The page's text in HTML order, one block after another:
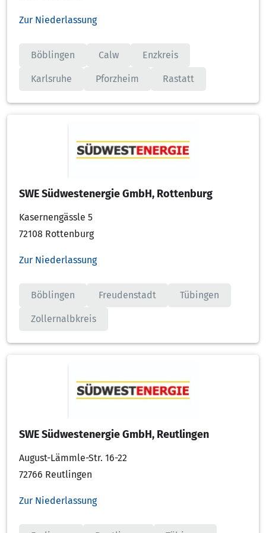
Zur Niederlassung
Böblingen Calw Enzkreis
Karlsruhe Pforzheim Rastatt
SWE Südwestenergie GmbH, Rottenburg
Kasernengässle 5
72108 Rottenburg
Zur Niederlassung
Böblingen Freudenstadt Tübingen
Zollernalbkreis
SWE Südwestenergie GmbH, Reutlingen
August-Lämmle-Str. 16-22
72766 Reutlingen
Zur Niederlassung